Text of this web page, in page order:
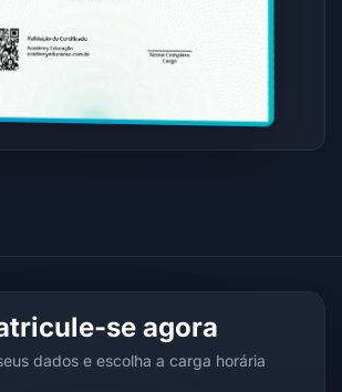
se agora
dados e escolha a carga horária